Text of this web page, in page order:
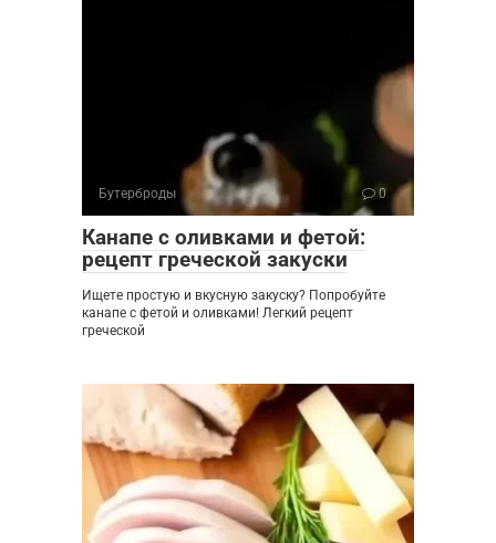
Бутерброды 0
Канапе с оливками и фетой:
рецепт греческой закуски
Ищете простую и вкусную закуску? Попробуйте
канапе с фетой и оливками! Легкий рецепт
греческой